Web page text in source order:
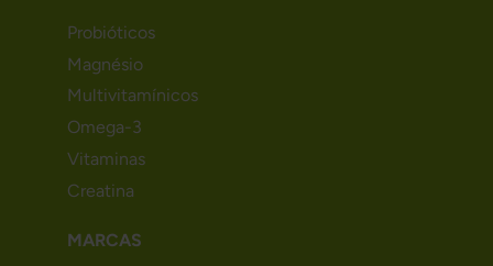
Probióticos
Magnésio
Multivitamínicos
Omega-3
Vitaminas
Creatina
MARCAS